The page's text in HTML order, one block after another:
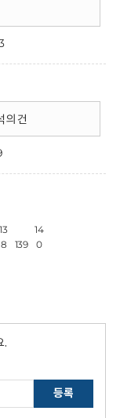
의 건
13
8
139
14
0
.
등록